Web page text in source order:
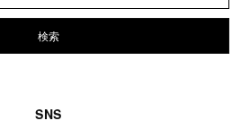
検索
SNS